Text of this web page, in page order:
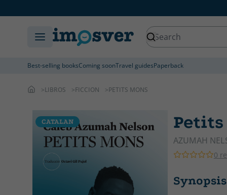
Best-selling booksComing soonTravel guidesPaperback
LIBROS FICCION PETITS MONS
CATALAN Petits
AZUMAH
0